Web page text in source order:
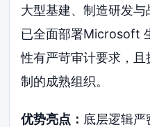
大型基建、制造研发
已全面部署Microsoft
性有严苛审计要求，
制的成熟组织。
优势亮点： 底层逻辑